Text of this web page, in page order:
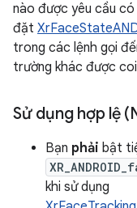
nào được yêu cầu
đặt
trong các lệnh gọi
trường khác được
Sử dụng hợp lệ
Bạn phải bật
khi sử dụng